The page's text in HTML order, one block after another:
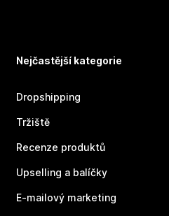
Nejčastější kategorie
Dropshipping
Tržiště
Recenze produktů
Upselling a balíčky
E-mailový marketing